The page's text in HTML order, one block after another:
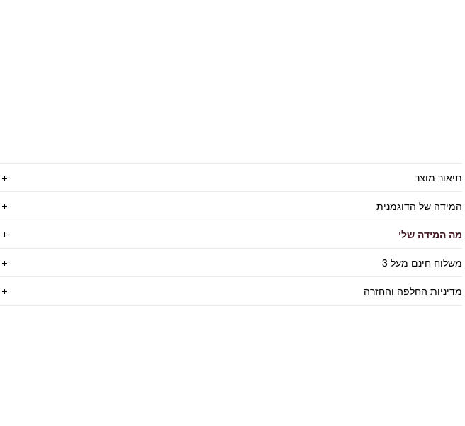
תיאור מוצר
המידה של הדוגמנית
מה המידה שלי
משלוח חינם מעל 3
מדיניות החלפה והחזרה